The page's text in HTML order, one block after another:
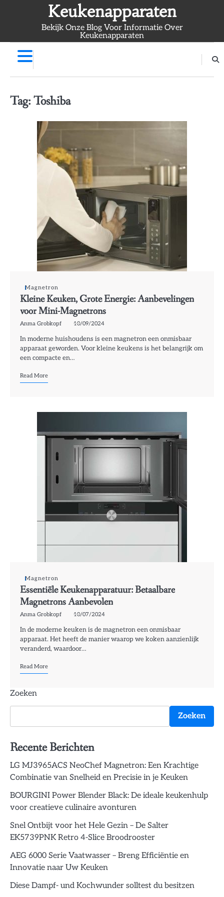
Keukenapparaten
Bekijk Onze Blog Voor Informatie Over
Keukenapparaten
Tag:Toshiba
Magnetron
Kleine Keuken, Grote Energie: Aanbevelingen
voor Mini-Magnetrons
Anma Grobkopf 10/09/2024
In moderne huishoudens is een magnetron een onmisbaar
apparaat geworden. Voor kleine keukens is het belangrijk om
een compacte en…
Read More
Magnetron
Essentiële Keukenapparatuur: Betaalbare
Magnetrons Aanbevolen
Anma Grobkopf 10/07/2024
In de moderne keuken is de magnetron een onmisbaar
apparaat. Het heeft de manier waarop we koken aanzienlijk
veranderd, waardoor…
Read More
Zoeken
Zoeken
Recente Berichten
LG MJ3965ACS NeoChef Magnetron: Een Krachtige
Combinatie van Snelheid en Precisie in je Keuken
BOURGINI Power Blender Black: De ideale keukenhulp
voor creatieve culinaire avonturen
Snel Ontbijt voor het Hele Gezin – De Salter
EK5739PNK Retro 4-Slice Broodrooster
AEG 6000 Serie Vaatwasser – Breng Efficiëntie en
Innovatie naar Uw Keuken
Diese Dampf- und Kochwunder solltest du besitzen